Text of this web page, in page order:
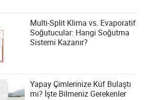
Multi-Split Klima vs. Evaporatif
Soğutucular: Hangi Soğutma
Sistemi Kazanır?
Yapay Çimlerinize Küf Bulaştı
mı? İşte Bilmeniz Gerekenler